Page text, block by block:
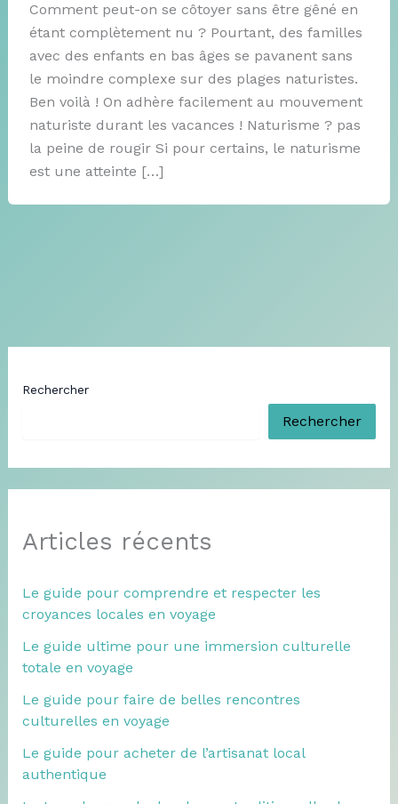
Comment peut-on se côtoyer sans être gêné en
étant complètement nu ? Pourtant, des familles
avec des enfants en bas âges se pavanent sans
le moindre complexe sur des plages naturistes.
Ben voilà ! On adhère facilement au mouvement
naturiste durant les vacances ! Naturisme ? pas
la peine de rougir Si pour certains, le naturisme
est une atteinte […]
Rechercher
Rechercher
Articles récents
Le guide pour comprendre et respecter les
croyances locales en voyage
Le guide ultime pour une immersion culturelle
totale en voyage
Le guide pour faire de belles rencontres
culturelles en voyage
Le guide pour acheter de l’artisanat local
authentique